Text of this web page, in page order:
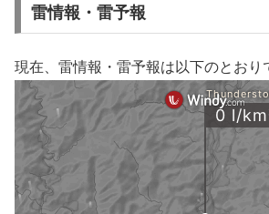
雷情報・雷予報
現在、雷情報・雷予報は以下のとおり